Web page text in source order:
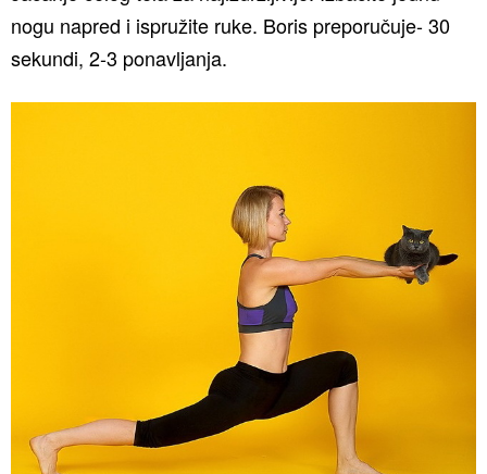
nogu napred i ispružite ruke. Boris preporučuje- 30
sekundi, 2-3 ponavljanja.